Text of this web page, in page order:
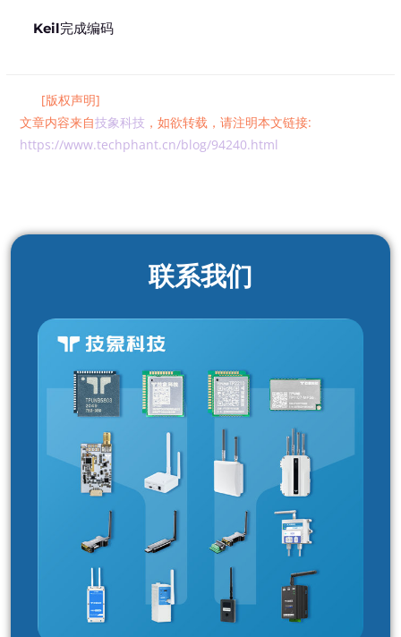
Keil完成编码
[版权声明]
文章内容来自技象科技 ，如欲转载，请注明本文链接:
https://www.techphant.cn/blog/94240.html
联系我们